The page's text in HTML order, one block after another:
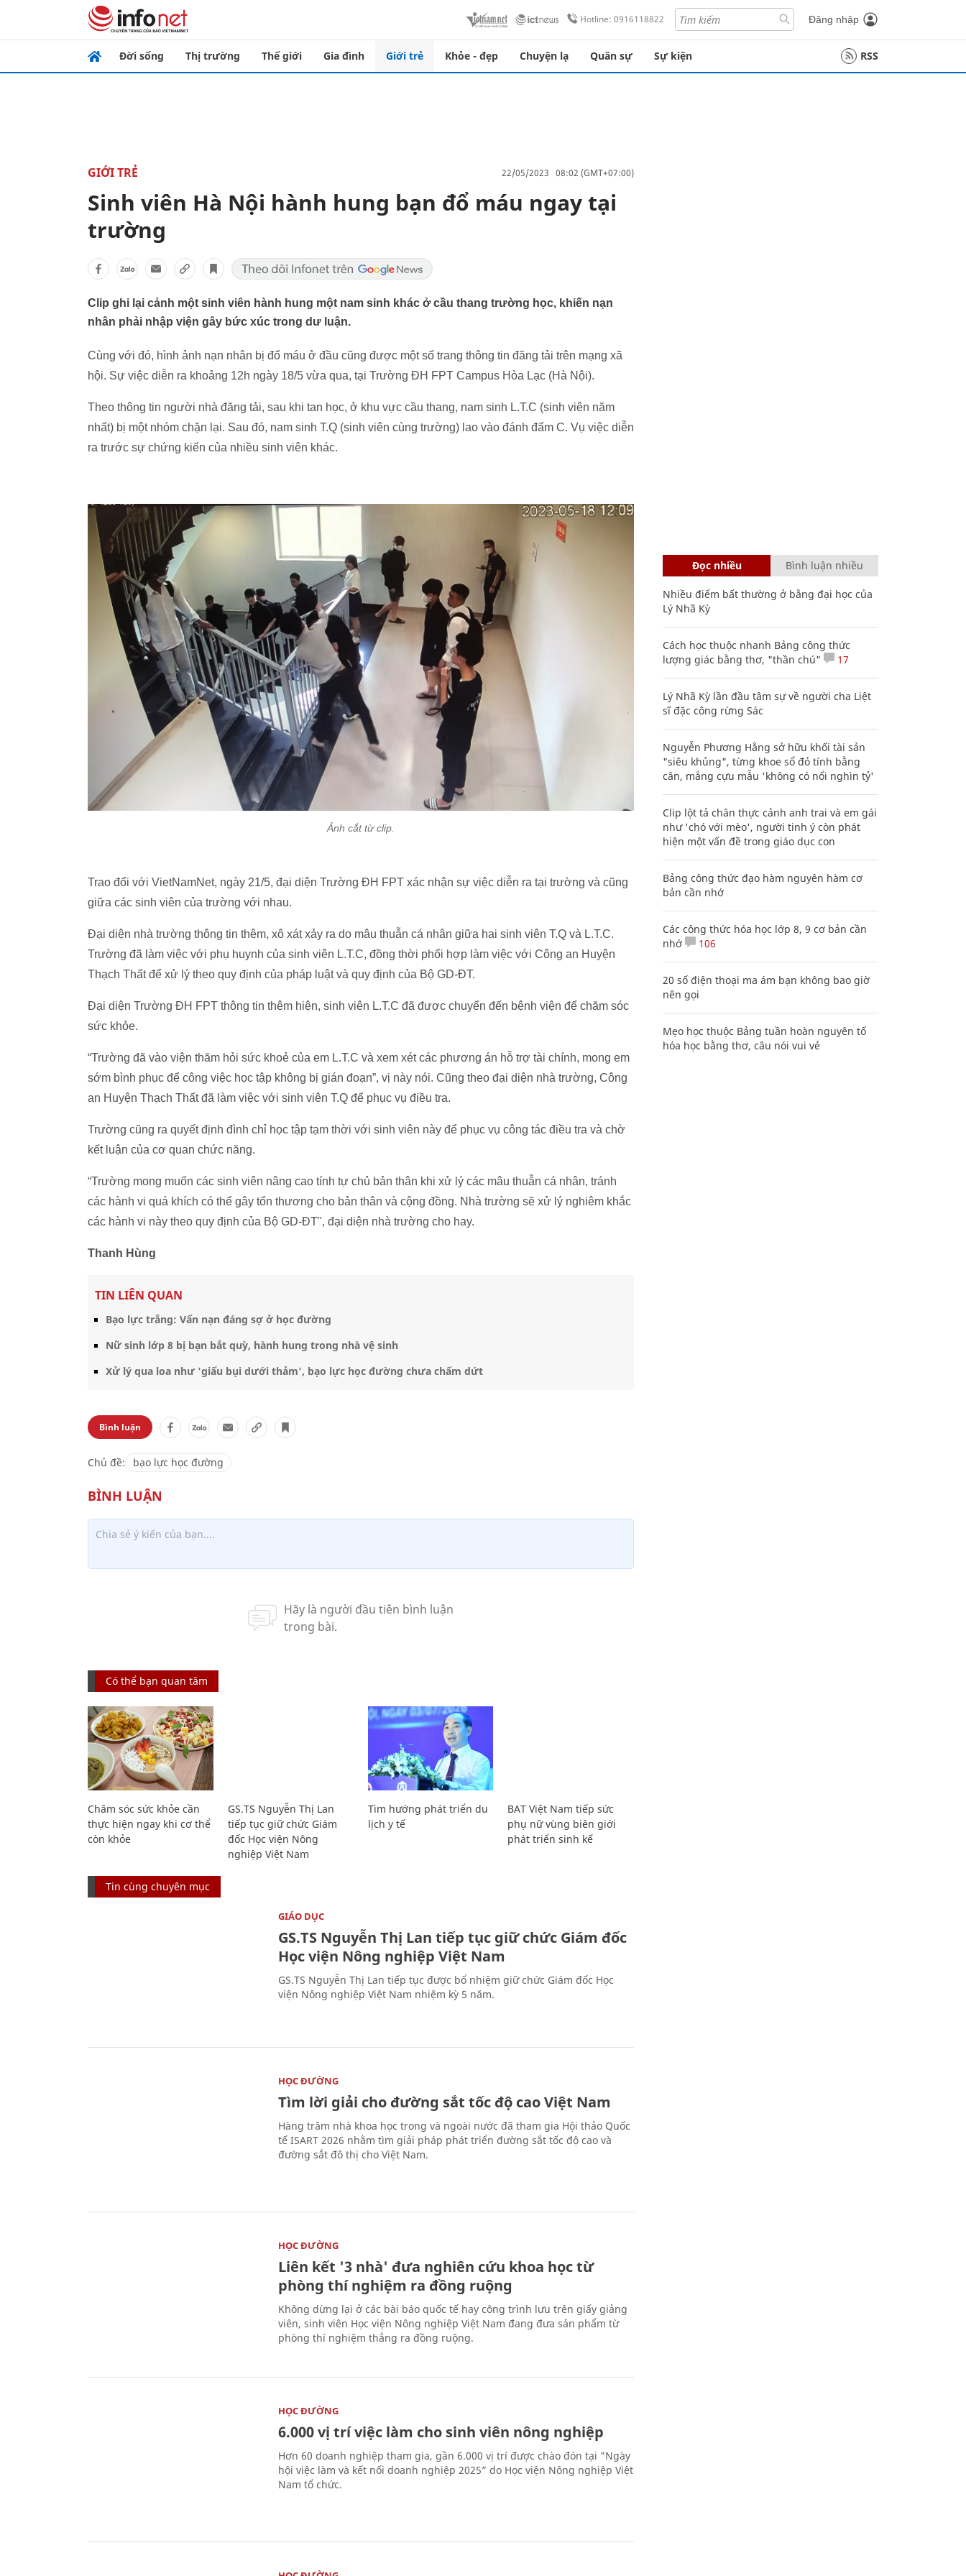
Hotline: 0916118822 Đăng nhập
Đời sống Thị trường Thế giới Gia đình Giới trẻ Khỏe - đẹp Chuyện lạ Quân sự Sự kiện RSS
GIỚI TRẺ 22/05/2023 08:02 (GMT+07:00)
Sinh viên Hà Nội hành hung bạn đổ máu ngay tại
trường
Clip ghi lại cảnh một sinh viên hành hung một nam sinh khác ở cầu thang trường học, khiến nạn
nhân phải nhập viện gây bức xúc trong dư luận.
Cùng với đó, hình ảnh nạn nhân bị đổ máu ở đầu cũng được một số trang thông tin đăng tải trên mạng xã
hội. Sự việc diễn ra khoảng 12h ngày 18/5 vừa qua, tại Trường ĐH FPT Campus Hòa Lạc (Hà Nội).
Theo thông tin người nhà đăng tải, sau khi tan học, ở khu vực cầu thang, nam sinh L.T.C (sinh viên năm
nhất) bị một nhóm chặn lại. Sau đó, nam sinh T.Q (sinh viên cùng trường) lao vào đánh đấm C. Vụ việc diễn
ra trước sự chứng kiến của nhiều sinh viên khác.
Ảnh cắt từ clip.
Trao đổi với VietNamNet, ngày 21/5, đại diện Trường ĐH FPT xác nhận sự việc diễn ra tại trường và cũng
giữa các sinh viên của trường với nhau.
Đại diện nhà trường thông tin thêm, xô xát xảy ra do mâu thuẫn cá nhân giữa hai sinh viên T.Q và L.T.C.
Trường đã làm việc với phụ huynh của sinh viên L.T.C, đồng thời phối hợp làm việc với Công an Huyện
Thạch Thất để xử lý theo quy định của pháp luật và quy định của Bộ GD-ĐT.
Đại diện Trường ĐH FPT thông tin thêm hiện, sinh viên L.T.C đã được chuyển đến bệnh viện để chăm sóc
sức khỏe.
“Trường đã vào viện thăm hỏi sức khoẻ của em L.T.C và xem xét các phương án hỗ trợ tài chính, mong em
sớm bình phục để công việc học tập không bị gián đoạn”, vị này nói. Cũng theo đại diện nhà trường, Công
an Huyện Thạch Thất đã làm việc với sinh viên T.Q để phục vụ điều tra.
Trường cũng ra quyết định đình chỉ học tập tạm thời với sinh viên này để phục vụ công tác điều tra và chờ
kết luận của cơ quan chức năng.
“Trường mong muốn các sinh viên nâng cao tính tự chủ bản thân khi xử lý các mâu thuẫn cá nhân, tránh
các hành vi quá khích có thể gây tổn thương cho bản thân và cộng đồng. Nhà trường sẽ xử lý nghiêm khắc
các hành vi này theo quy định của Bộ GD-ĐT", đại diện nhà trường cho hay.
Thanh Hùng
TIN LIÊN QUAN
Bạo lực trắng: Vấn nạn đáng sợ ở học đường
Nữ sinh lớp 8 bị bạn bắt quỳ, hành hung trong nhà vệ sinh
Xử lý qua loa như 'giấu bụi dưới thảm', bạo lực học đường chưa chấm dứt
Bình luận
Chủ đề: bạo lực học đường
Có thể bạn quan tâm
Chăm sóc sức khỏe cần
thực hiện ngay khi cơ thể
còn khỏe
GS.TS Nguyễn Thị Lan
tiếp tục giữ chức Giám
đốc Học viện Nông
nghiệp Việt Nam
Tìm hướng phát triển du
lịch y tế
BAT Việt Nam tiếp sức
phụ nữ vùng biên giới
phát triển sinh kế
Tin cùng chuyên mục
GIÁO DỤC
GS.TS Nguyễn Thị Lan tiếp tục giữ chức Giám đốc
Học viện Nông nghiệp Việt Nam
GS.TS Nguyễn Thị Lan tiếp tục được bổ nhiệm giữ chức Giám đốc Học
viện Nông nghiệp Việt Nam nhiệm kỳ 5 năm.
HỌC ĐƯỜNG
Tìm lời giải cho đường sắt tốc độ cao Việt Nam
Hàng trăm nhà khoa học trong và ngoài nước đã tham gia Hội thảo Quốc
tế ISART 2026 nhằm tìm giải pháp phát triển đường sắt tốc độ cao và
đường sắt đô thị cho Việt Nam.
HỌC ĐƯỜNG
Liên kết '3 nhà' đưa nghiên cứu khoa học từ
phòng thí nghiệm ra đồng ruộng
Không dừng lại ở các bài báo quốc tế hay công trình lưu trên giấy giảng
viên, sinh viên Học viện Nông nghiệp Việt Nam đang đưa sản phẩm từ
phòng thí nghiệm thẳng ra đồng ruộng.
HỌC ĐƯỜNG
6.000 vị trí việc làm cho sinh viên nông nghiệp
Hơn 60 doanh nghiệp tham gia, gần 6.000 vị trí được chào đón tại "Ngày
hội việc làm và kết nối doanh nghiệp 2025” do Học viện Nông nghiệp Việt
Nam tổ chức.
Đọc nhiều Bình luận nhiều
Nhiều điểm bất thường ở bằng đại học của
Lý Nhã Kỳ
Cách học thuộc nhanh Bảng công thức
lượng giác bằng thơ, "thần chú"
17
Lý Nhã Kỳ lần đầu tâm sự về người cha Liệt
sĩ đặc công rừng Sác
Nguyễn Phương Hằng sở hữu khối tài sản
"siêu khủng", từng khoe sổ đỏ tính bằng
cân, mắng cựu mẫu 'không có nổi nghìn tỷ'
Clip lột tả chân thực cảnh anh trai và em gái
như 'chó với mèo', người tinh ý còn phát
hiện một vấn đề trong giáo dục con
Bảng công thức đạo hàm nguyên hàm cơ
bản cần nhớ
Các công thức hóa học lớp 8, 9 cơ bản cần
nhớ
106
20 số điện thoại ma ám bạn không bao giờ
nên gọi
Mẹo học thuộc Bảng tuần hoàn nguyên tố
hóa học bằng thơ, câu nói vui vẻ